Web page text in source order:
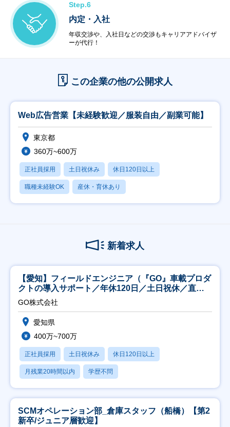
Step.6
内定・入社
年収交渉や、入社日などの交渉もキャリアアドバイザ
ーが代行！
この企業の他の公開求人
Web広告営業【未経験歓迎／服装自由／副業可能】
東京都
360万~600万
正社員採用 土日祝休み 休日120日以上
職種未経験OK 産休・育休あり
新着求人
【愛知】フィールドエンジニア（『GO』車載プロダ
クトの導入サポート／年休120日／土日祝休／直行
直帰
GO株式会社
愛知県
400万~700万
正社員採用 土日祝休み 休日120日以上
月残業20時間以内 学歴不問
SCMオペレーション部_倉庫スタッフ（船橋）【第2
新卒/ジュニア層歓迎】